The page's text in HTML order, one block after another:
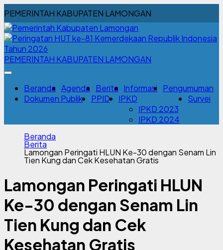
PEMERINTAH KABUPATEN LAMONGAN
PEMERINTAH KABUPATEN LAMONGAN
Beranda Agenda Berita Informasi
Pengumuman
Dokumen Publik
PPID
IPKD
IPKD 2023
IPKD 2024
Survei
Beranda
Berita
Lamongan Peringati HLUN Ke-30 dengan Senam Lin
Tien Kung dan Cek Kesehatan Gratis
Lamongan Peringati HLUN
Ke-30 dengan Senam Lin
Tien Kung dan Cek
Kesehatan Gratis